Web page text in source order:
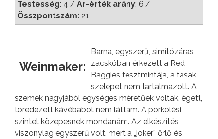
Testesség: 4 / Ár-érték arány: 6 /
Összpontszám: 21
Weinmaker:
Barna, egyszerű, simítózáras
zacskóban érkezett a Red
Baggies tesztmintája, a tasak
szelepet nem tartalmazott. A
szemek nagyjából egységes méretűek voltak, égett,
töredezett kávébabot nem láttam. A pörkölési
szintet közepesnek mondanám. Az elkészítés
viszonylag egyszerű volt, mert a „joker” őrlő és